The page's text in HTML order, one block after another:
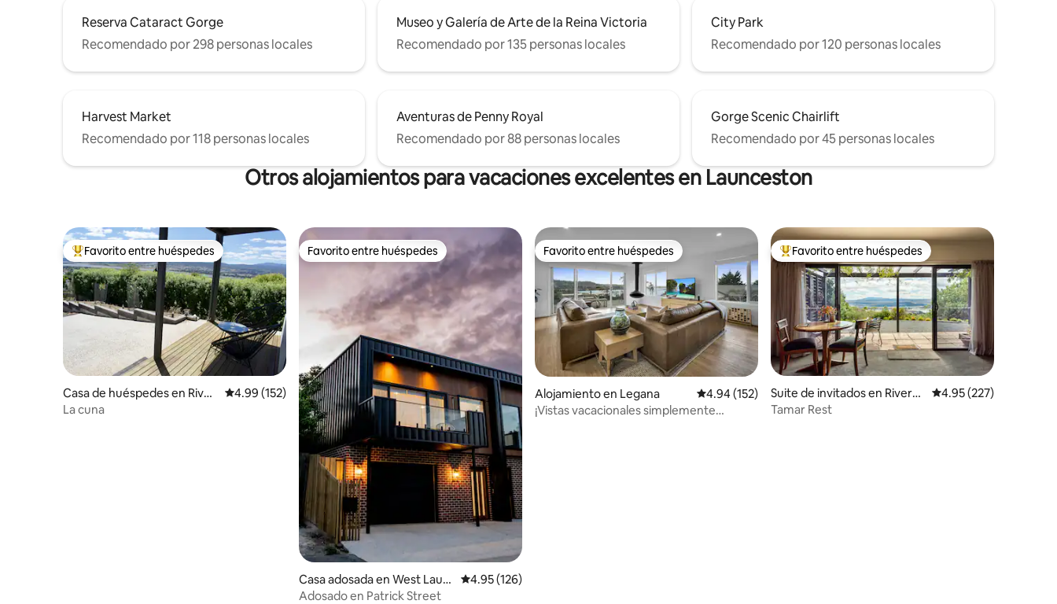
Reserva Cataract Gorge
Recomendado por 298 personas locales
Museo y Galería de Arte de la Reina Victoria
Recomendado por 135 personas locales
City Park
Recomendado por 120 personas locales
Harvest Market
Recomendado por 118 personas locales
Aventuras de Penny Royal
Recomendado por 88 personas locales
Gorge Scenic Chairlift
Recomendado por 45 personas locales
Otros alojamientos para vacaciones excelentes en Launceston
Favorito entre huéspedes preferido
Favorito entre huéspedes
Casa de huéspedes en River
side
Calificación promedio: 4.99 de 5, 152 reseñas
4.99 (152)
La cuna
Favorito entre huéspedes
Favorito entre huéspedes
Casa adosada en West Laun
ceston
Calificación promedio: 4.95 de 5, 126 reseñas
4.95 (126)
Adosado en Patrick Street
Favorito entre huéspedes
Favorito entre huéspedes
Alojamiento en Legana Calificación promedio: 4.94 de 5, 152 reseñas
4.94 (152)
¡Vistas vacacionales simplemente
Favorito entre huéspedes preferido
Favorito entre huéspedes
Suite de invitados en Riversi
de
Calificación promedio:
4.95 (227)
Tamar Rest